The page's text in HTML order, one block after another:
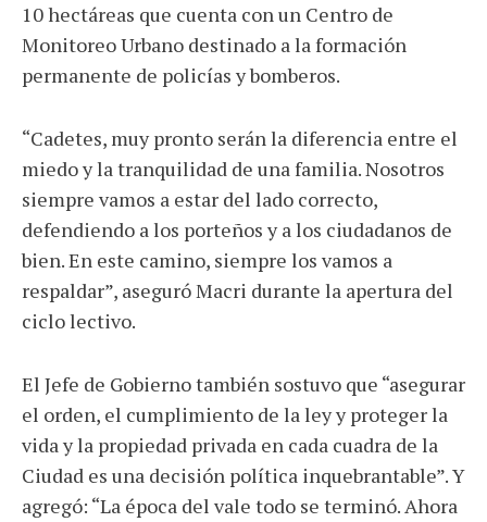
10 hectáreas que cuenta con un Centro de
Monitoreo Urbano destinado a la formación
permanente de policías y bomberos.
“Cadetes, muy pronto serán la diferencia entre el
miedo y la tranquilidad de una familia. Nosotros
siempre vamos a estar del lado correcto,
defendiendo a los porteños y a los ciudadanos de
bien. En este camino, siempre los vamos a
respaldar”, aseguró Macri durante la apertura del
ciclo lectivo.
El Jefe de Gobierno también sostuvo que “asegurar
el orden, el cumplimiento de la ley y proteger la
vida y la propiedad privada en cada cuadra de la
Ciudad es una decisión política inquebrantable”. Y
agregó: “La época del vale todo se terminó. Ahora